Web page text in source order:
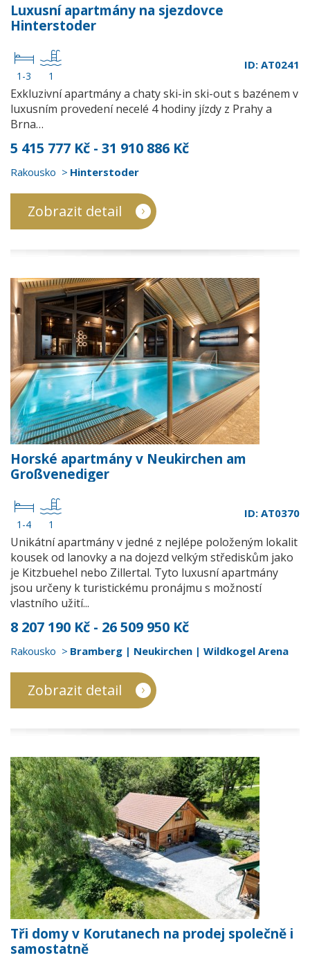
Luxusní apartmány na sjezdovce
Hinterstoder
1-3 1
ID: AT0241
Exkluzivní apartmány a chaty ski-in ski-out s bazénem v
luxusním provedení necelé 4 hodiny jízdy z Prahy a
Brna…
5 415 777 Kč - 31 910 886 Kč
Rakousko Hinterstoder
Zobrazit detail
Horské apartmány v Neukirchen am
Großvenediger
1-4 1
ID: AT0370
Unikátní apartmány v jedné z nejlépe položeným lokalit
kousek od lanovky a na dojezd velkým střediskům jako
je Kitzbuehel nebo Zillertal. Tyto luxusní apartmány
jsou určeny k turistickému pronájmu s možností
vlastního užití...
8 207 190 Kč - 26 509 950 Kč
Rakousko Bramberg | Neukirchen | Wildkogel Arena
Zobrazit detail
Tři domy v Korutanech na prodej společně i
samostatně